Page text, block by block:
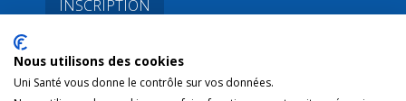
Liens
Nous utilisons des cookies
Uni Santé vous donne le contrôle sur vos données.